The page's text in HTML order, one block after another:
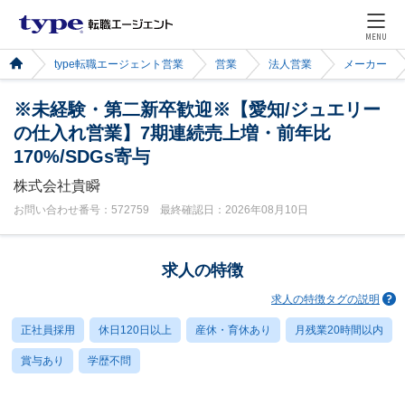
MENU
type転職エージェント営業 営業 法人営業 メーカー
※未経験・第二新卒歓迎※【愛知/ジュエリー
の仕入れ営業】7期連続売上増・前年比
170%/SDGs寄与
株式会社貴瞬
お問い合わせ番号：572759 最終確認日：2026年08月10日
求人の特徴
求人の特徴タグの説明
正社員採用 休日120日以上 産休・育休あり 月残業20時間以内
賞与あり 学歴不問